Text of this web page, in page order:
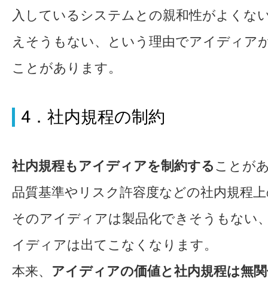
入しているシステムとの親和性がよくな
えそうもない、という理由でアイディア
ことがあります。
4．社内規程の制約
社内規程もアイディアを制約する ことが
品質基準やリスク許容度などの社内規程
そのアイディアは製品化できそうもない
イディアは出てこなくなります。
本来、 アイディアの価値と社内規程は無